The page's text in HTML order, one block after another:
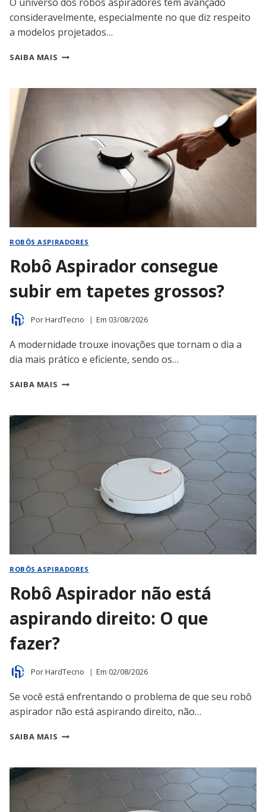
consideravelmente, especialmente no que diz respeito
a modelos projetados…
SAIBA MAIS ROBÔ
PELOS
ROBÔS ASPIRADORES
Robô Aspirador consegue
subir em tapetes grossos?
PorHardTecno Em 03/08/2026
A modernidade trouxe inovações que tornam o dia a
dia mais prático e eficiente, sendo os…
SAIBA MAIS ROBÔ
SUBIR
GROSSOS?
ROBÔS ASPIRADORES
Robô Aspirador não está
aspirando direito: O que
fazer?
PorHardTecno Em 02/08/2026
Se você está enfrentando o problema de que seu robô
aspirador não está aspirando direito, não…
SAIBA MAIS ROBÔ
ESTÁ
O